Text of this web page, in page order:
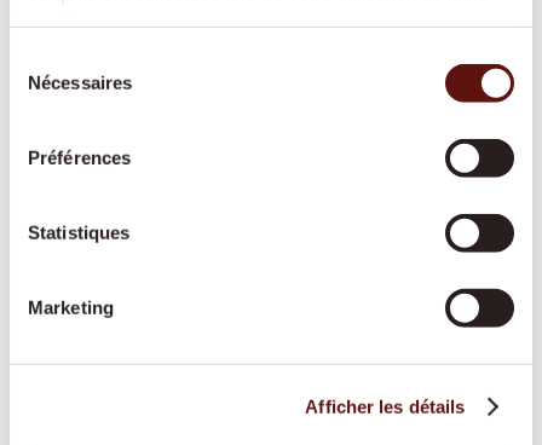
Nécessaires
Préférences
Statistiques
Marketing
Afficher les détails
soutien pour l'entretien du logement, la lessive,
rendez-vous
culturelles – toujours à vos côtés
fraîche et saine selon vos préférences
pour
garantir la prise de vos traitements au bon